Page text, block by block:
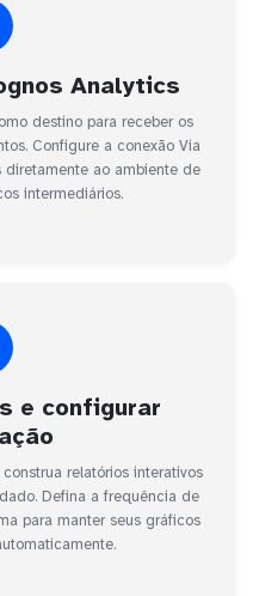
Analytics
destino para receber os
Configure a conexão Via
diretamente ao ambiente de
intermediários.
e configurar
relatórios interativos
Defina a frequência de
para manter seus gráficos